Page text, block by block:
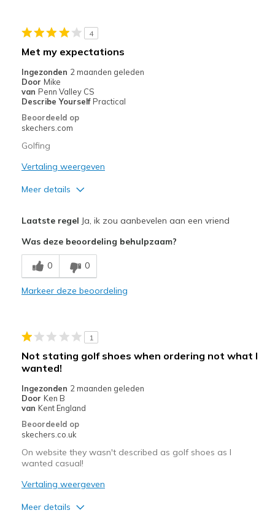
4
Met my expectations
Ingezonden 2 maanden geleden
Door Mike
van Penn Valley CS
Describe Yourself Practical
Beoordeeld op
skechers.com
Golfing
Vertaling weergeven
Meer details
Width
Sizing
View On Shoes
Shoes are for Wearing
Laatste regel Ja, ik zou aanbevelen aan een vriend
Was deze beoordeling behulpzaam?
0 0
Markeer deze beoordeling
1
Not stating golf shoes when ordering not what I
wanted!
Ingezonden 2 maanden geleden
Door Ken B
van Kent England
Beoordeeld op
skechers.co.uk
On website they wasn't described as golf shoes as I
wanted casual!
Vertaling weergeven
Meer details